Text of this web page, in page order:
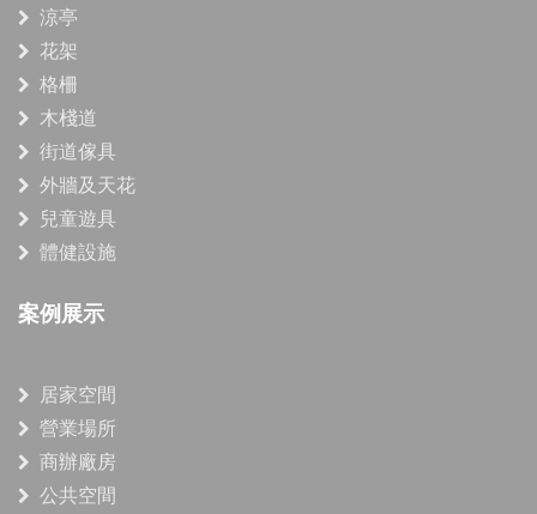
涼亭
花架
格柵
木棧道
街道傢具
外牆及天花
兒童遊具
體健設施
案例展示
居家空間
營業場所
商辦廠房
公共空間